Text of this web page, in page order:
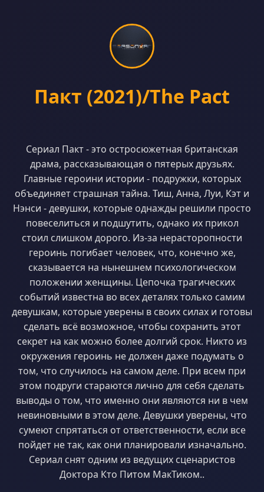
Пакт (2021)/The Pact
Сериал Пакт - это остросюжетная британская
драма, рассказывающая о пятерых друзьях.
Главные героини истории - подружки, которых
объединяет страшная тайна. Тиш, Анна, Луи, Кэт и
Нэнси - девушки, которые однажды решили просто
повеселиться и подшутить, однако их прикол
стоил слишком дорого. Из-за нерасторопности
героинь погибает человек, что, конечно же,
сказывается на нынешнем психологическом
положении женщины. Цепочка трагических
событий известна во всех деталях только самим
девушкам, которые уверены в своих силах и готовы
сделать всё возможное, чтобы сохранить этот
секрет на как можно более долгий срок. Никто из
окружения героинь не должен даже подумать о
том, что случилось на самом деле. При всем при
этом подруги стараются лично для себя сделать
выводы о том, что именно они являются ни в чем
невиновными в этом деле. Девушки уверены, что
сумеют спрятаться от ответственности, если все
пойдет не так, как они планировали изначально.
Сериал снят одним из ведущих сценаристов
Доктора Кто Питом МакТиком..